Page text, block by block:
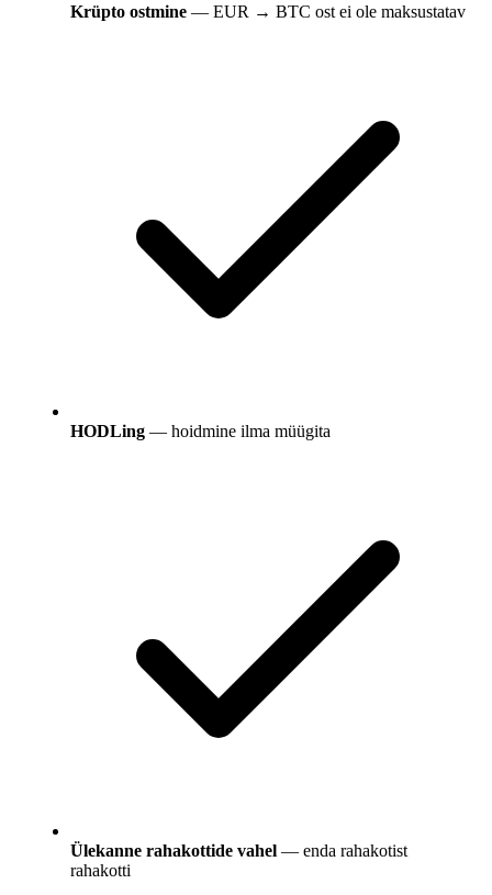
Krüpto ostmine — EUR → BTC ost ei ole maksustatav
HODLing — hoidmine ilma müügita
Ülekanne rahakottide vahel — enda rahakotist
rahakotti